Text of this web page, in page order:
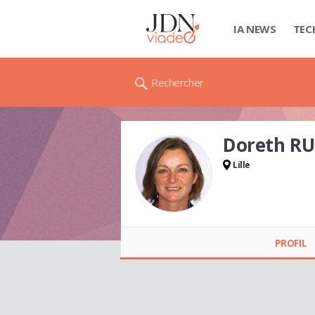
IA NEWS
Rechercher
Doreth
Lille
PROFIL